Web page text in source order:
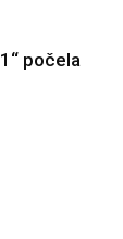
počela